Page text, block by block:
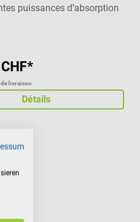
puissances d’absorption
de livraison
Détails